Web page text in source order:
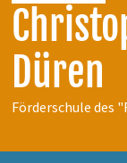
Düren
Förderschule des